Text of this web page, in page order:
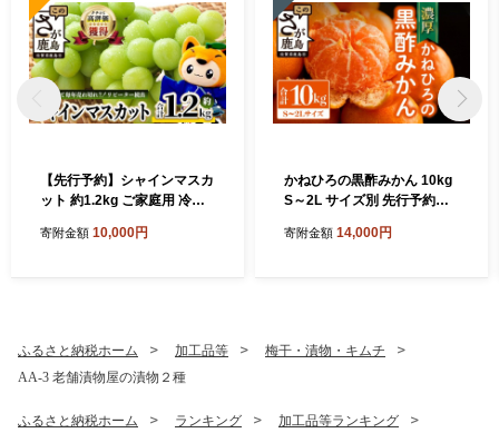
【先行予約】シャインマスカ
ット 約1.2kg ご家庭用 冷蔵
送】 B-658
寄附金額 10,000円
かねひろの黒酢みかん 10kg
S～2L サイズ別 先行予約《1
定》温州みかん ふるさと納
911
寄附金額 14,000円
ふるさと納税ホーム 加工品等
梅干・漬物・キムチ
AA-3 老舗漬物屋の漬物２種
ふるさと納税ホーム ランキング 加工品等ランキング